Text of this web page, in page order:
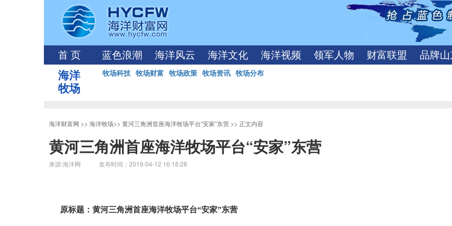
首 页 蓝色浪潮 海洋风云 海洋文化 海洋视频 领军人物 财富联盟 品牌
海洋
牧场
牧场科技 牧场财富 牧场政策 牧场资讯 牧场分布
海洋财富网 >> 海洋牧场>> 黄河三角洲首座海洋牧场平台“安家”东营 >> 正文内容
黄河三角洲首座海洋牧场平台“安家”东营
来源:海洋网 发布时间：2019-04-12 16:18:28
原标题：黄河三角洲首座海洋牧场平台“安家”东营